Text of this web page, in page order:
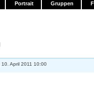
Portrait Gruppen
10. April 2011 10:00